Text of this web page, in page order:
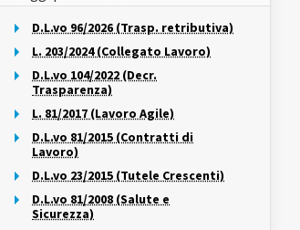
D.L.vo 96/2026 (Trasp. retributiva)
L. 203/2024 (Collegato Lavoro)
D.L.vo 104/2022 (Decr.
Trasparenza)
L. 81/2017 (Lavoro Agile)
D.L.vo 81/2015 (Contratti di
Lavoro)
D.L.vo 23/2015 (Tutele Crescenti)
D.L.vo 81/2008 (Salute e
Sicurezza)